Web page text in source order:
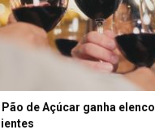
de Açúcar ganha elenco